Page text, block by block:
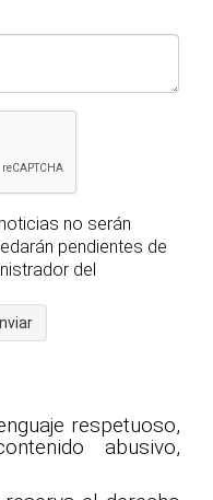
no serán
pendientes de
del
respetuoso,
abusivo,